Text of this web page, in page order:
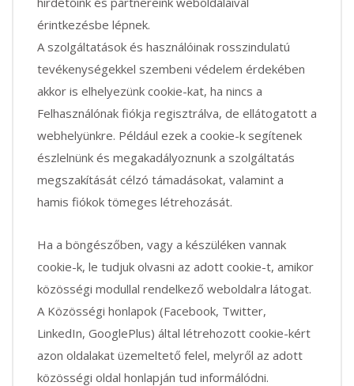
érintkezésbe lépnek.
A szolgáltatások és használóinak rosszindulatú
tevékenységekkel szembeni védelem érdekében
akkor is elhelyezünk cookie-kat, ha nincs a
Felhasználónak fiókja regisztrálva, de ellátogatott a
webhelyünkre. Például ezek a cookie-k segítenek
észlelnünk és megakadályoznunk a szolgáltatás
megszakítását célzó támadásokat, valamint a
hamis fiókok tömeges létrehozását.
Ha a böngészőben, vagy a készüléken vannak
cookie-k, le tudjuk olvasni az adott cookie-t, amikor
közösségi modullal rendelkező weboldalra látogat.
A Közösségi honlapok (Facebook, Twitter,
LinkedIn, GooglePlus) által létrehozott cookie-kért
azon oldalakat üzemeltető felel, melyről az adott
közösségi oldal honlapján tud informálódni.